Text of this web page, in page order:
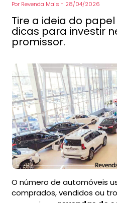
Por Revenda Mais- 28/04/2026
Tire a ideia do
dicas para investir
promissor.
O número de automóveis
comprados, vendidos ou